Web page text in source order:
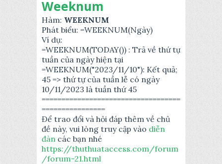
Weeknum
Hàm: WEEKNUM
Phát biểu: =WEEKNUM(Ngày)
Ví dụ:
=WEEKNUM(TODAY()) : Trả về thứ tự
tuần của ngày hiện tại
=WEEKNUM("2023/11/10"): Kết quả;
45 => thứ tự của tuần lễ có ngày
10/11/2023 là tuần thứ 45
===================================
================
Để trao đổi và hỏi đáp thêm về chủ
đề này, vui lòng truy cập vào diễn
đàn các bạn nhé
https://thuthuataccess.com/forum
/forum-21.html